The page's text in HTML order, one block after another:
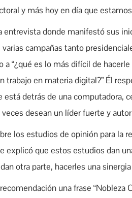
y más hoy en día que
entrevista donde manifestó sus
campañas tanto
a “¿qué es lo más difícil de
trabajo en materia digital?” Él
detrás de una computadora,
desean un líder fuerte y
los estudios de opinión para la
explicó que estos estudios dan
otra parte, hacerles una
una frase “Nobleza